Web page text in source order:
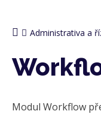
Administrativa a
Modul Workflow